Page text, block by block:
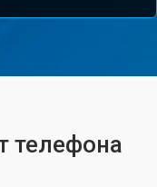
телефона